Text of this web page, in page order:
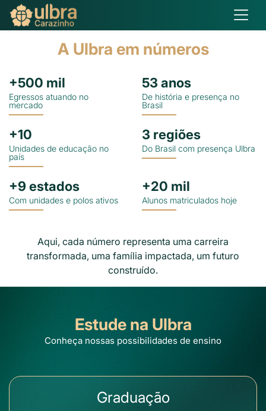
Matricule-se
A Ulbra em números
+500 mil
Egressos atuando no
mercado
53 anos
De história e presença no
Brasil
+10
Unidades de educação no
país
3 regiões
Do Brasil com presença Ulbra
+9 estados
Com unidades e polos ativos
+20 mil
Alunos matriculados hoje
Aqui, cada número representa uma carreira
transformada, uma família impactada, um futuro
construído.
Estude na Ulbra
Conheça nossas possibilidades de ensino
Graduação